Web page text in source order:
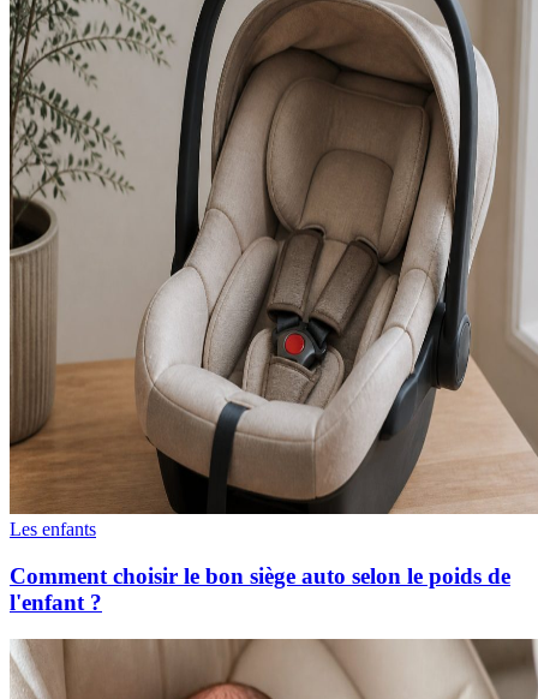
Les enfants
Comment choisir le bon siège auto selon le poids de
l'enfant ?